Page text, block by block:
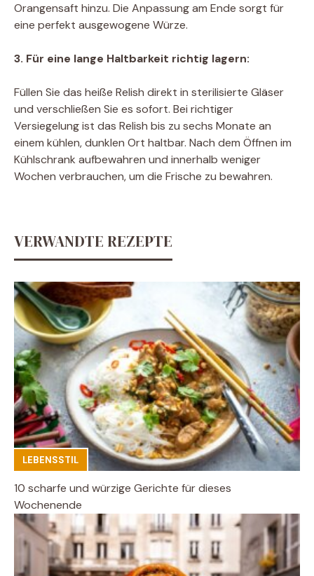
Orangensaft hinzu. Die Anpassung am Ende sorgt für
eine perfekt ausgewogene Würze.
3. Für eine lange Haltbarkeit richtig lagern:
Füllen Sie das heiße Relish direkt in sterilisierte Gläser
und verschließen Sie es sofort. Bei richtiger
Versiegelung ist das Relish bis zu sechs Monate an
einem kühlen, dunklen Ort haltbar. Nach dem Öffnen im
Kühlschrank aufbewahren und innerhalb weniger
Wochen verbrauchen, um die Frische zu bewahren.
VERWANDTE REZEPTE
LEBENSSTIL
10 scharfe und würzige Gerichte für dieses
Wochenende